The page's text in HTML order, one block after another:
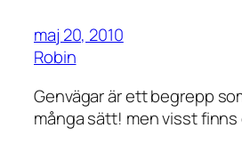
maj 20, 2010
Robin
Genvägar är ett begrepp
många sätt! men visst finns